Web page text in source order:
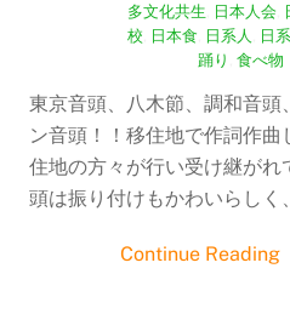
多文化共生
日本人会
校
日本食 日系人 日
踊り 食べ物
東京音頭、八木節、調和音
ン音頭！！移住地で作詞作
住地の方々が行い受け継が
頭は振り付けもかわいらしく
Continue